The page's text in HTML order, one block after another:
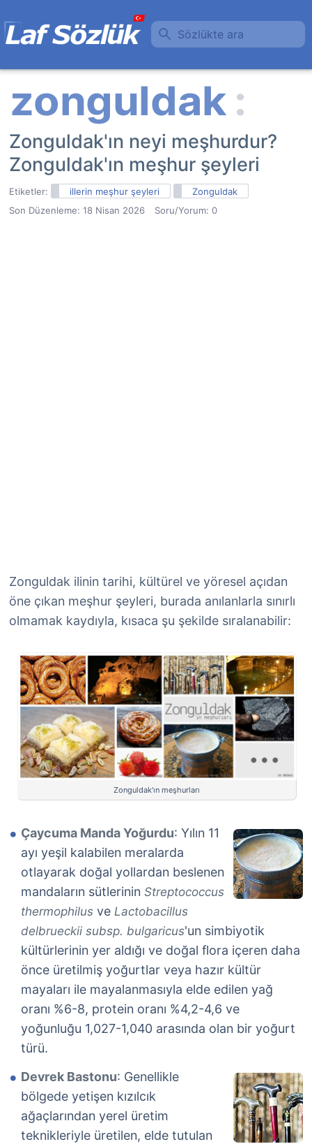
Sözlükte ara
Zonguldak'ın neyi meşhurdur?
Zonguldak'ın meşhur şeyleri
Etiketler: illerin meşhur şeyleri
Zonguldak
Son Düzenleme: 18 Nisan 2026 Soru/Yorum: 0
Zonguldak ilinin tarihi, kültürel ve yöresel açıdan
öne çıkan meşhur şeyleri, burada anılanlarla sınırlı
olmamak kaydıyla, kısaca şu şekilde sıralanabilir:
Zonguldak'ın meşhurları
Çaycuma Manda Yoğurdu: Yılın 11
ayı yeşil kalabilen meralarda
otlayarak doğal yollardan beslenen
mandaların sütlerinin Streptococcus
thermophilus ve Lactobacillus
delbrueckii subsp. bulgaricus'un simbiyotik
kültürlerinin yer aldığı ve doğal flora içeren daha
önce üretilmiş yoğurtlar veya hazır kültür
mayaları ile mayalanmasıyla elde edilen yağ
oranı %6-8, protein oranı %4,2-4,6 ve
yoğunluğu 1,027-1,040 arasında olan bir yoğurt
türü.
Devrek Bastonu: Genellikle
bölgede yetişen kızılcık
ağaçlarından yerel üretim
teknikleriyle üretilen, elde tutulan